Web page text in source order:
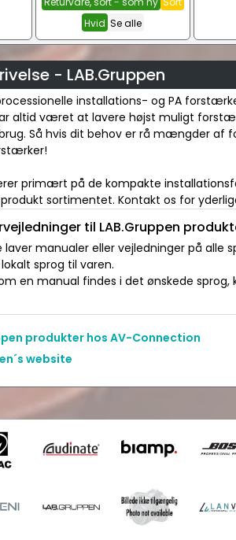
Hvid Se alle
- LAB.Gruppen
installations- og PA
har altid været at lavere højst muligt
Så hvis dit behov er rå mængder af
primært på de kompakte
sortimentet. Kontakt os for
til LAB.Gruppen
laver manualer eller vejledninger på alle
sprog til varen.
en manual findes i det ønskede
produkter hos AV-Connection
website